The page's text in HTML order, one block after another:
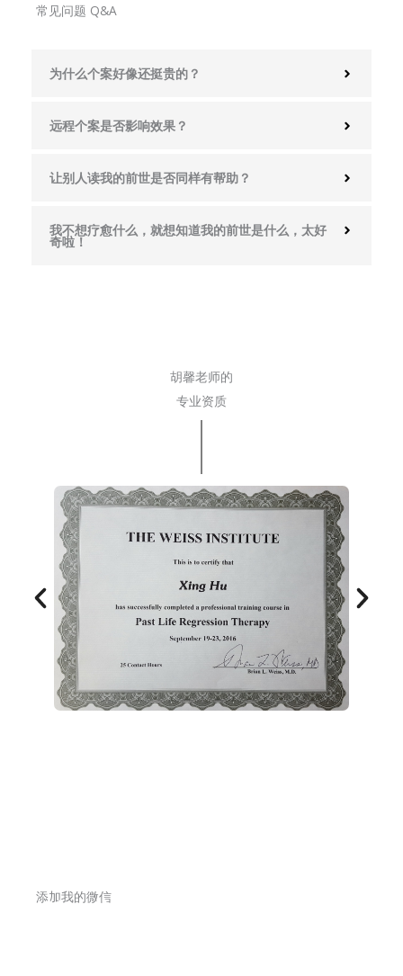
常见问题 Q&A
为什么个案好像还挺贵的？
远程个案是否影响效果？
让别人读我的前世是否同样有帮助？
我不想疗愈什么，就想知道我的前世是什么，太好
奇啦！
胡馨老师的
专业资质
添加我的微信
你准备好了吗？用